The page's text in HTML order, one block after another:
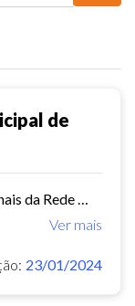
de
Ver mais
23/01/2024